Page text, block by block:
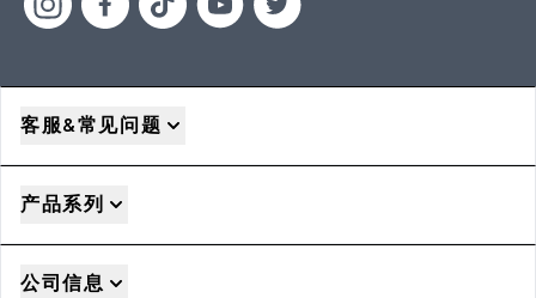
客服&常见问题
产品系列
公司信息